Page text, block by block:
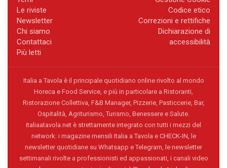
Le riviste
Newsletter
Chi siamo
Contattaci
Più letti
Codice etico
Correzioni e rettifiche
Dichiarazione di
accessibilità
Italia a Tavola è il principale quotidiano online rivolto al mondo
Horeca e Food Service, e più in particolare a Ristoranti,
Ristorazione Collettiva, F&B Manager, Pizzerie, Pasticcerie, Bar,
Ospitalità, Agriturismo, Turismo, Benessere e Salute.
italiaatavola.net è strettamente integrato con tutti i mezzi del
network: i magazine mensili Italia a Tavola e CHECK-IN, le
newsletter quotidiane su Whatsapp e Telegram, le newsletter
settimanali rivolte a professionisti ed appassionati, i canali video